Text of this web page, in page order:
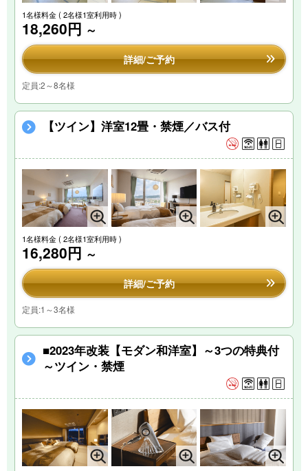
1名様料金( 2名様1室利用時 )
18,260円 ～
詳細/ご予約
定員:2～8名様
【ツイン】洋室12畳・禁煙／バス付
1名様料金( 2名様1室利用時 )
16,280円 ～
詳細/ご予約
定員:1～3名様
■2023年改装【モダン和洋室】～3つの特典付
～ツイン・禁煙